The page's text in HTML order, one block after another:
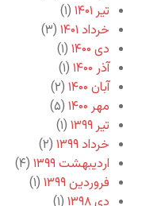
تیر ۱۴۰۱
(۱)
خرداد ۱۴۰۱
(۳)
دی ۱۴۰۰
(۱)
آذر ۱۴۰۰
(۱)
آبان ۱۴۰۰
(۲)
مهر ۱۴۰۰
(۵)
تیر ۱۳۹۹
(۱)
خرداد ۱۳۹۹
(۲)
اردیبهشت ۱۳۹۹
(۴)
فروردین ۱۳۹۹
(۱)